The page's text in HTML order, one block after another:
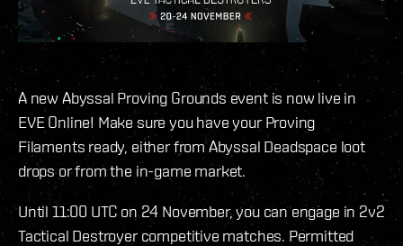
A new Abyssal Proving Grounds event is now live in
EVE Online! Make sure you have your Proving
Filaments ready, either from Abyssal Deadspace loot
drops or from the in-game market.
Until 11:00 UTC on 24 November, you can engage in 2v2
Tactical Destroyer competitive matches. Permitted